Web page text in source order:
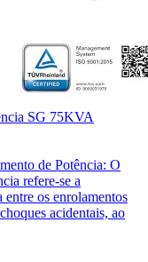
SG 75KVA
de Potência: O
refere-se a
os enrolamentos
acidentais, ao